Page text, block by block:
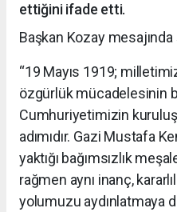
ettiğini ifade etti.
Başkan Kozay
“19 Mayıs 1919;
özgürlük mücadelesinin
Cumhuriyetimizin
adımıdır. Gazi Mustafa
yaktığı bağımsızlık
rağmen aynı inanç,
yolumuzu aydınlatmaya